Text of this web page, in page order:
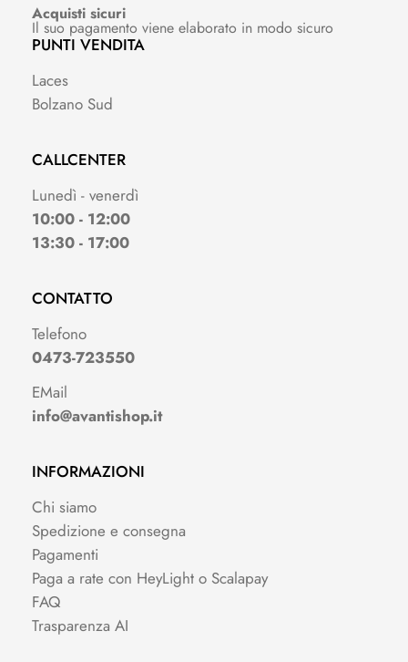
Acquisti sicuri
Il suo pagamento viene elaborato in modo sicuro
PUNTI VENDITA
Laces
Bolzano Sud
CALLCENTER
Lunedì - venerdì
10:00 - 12:00
13:30 - 17:00
CONTATTO
Telefono
0473-723550
EMail
info@avantishop.it
INFORMAZIONI
Chi siamo
Spedizione e consegna
Pagamenti
Paga a rate con HeyLight o Scalapay
FAQ
Trasparenza AI